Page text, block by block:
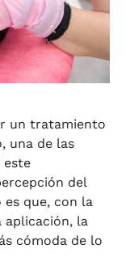
un tratamiento
una de las
este
del
que, con la
la
cómoda de lo